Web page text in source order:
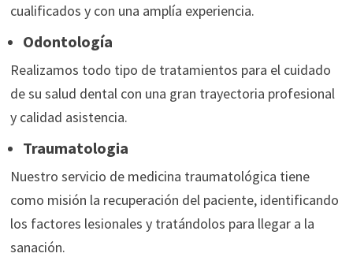
cualificados y con una amplía experiencia.
Odontología
Realizamos todo tipo de tratamientos para el cuidado
de su salud dental con una gran trayectoria profesional
y calidad asistencia.
Traumatologia
Nuestro servicio de medicina traumatológica tiene
como misión la recuperación del paciente, identificando
los factores lesionales y tratándolos para llegar a la
sanación.